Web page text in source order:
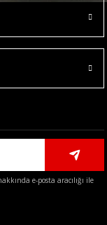
e-posta aracılığı ile